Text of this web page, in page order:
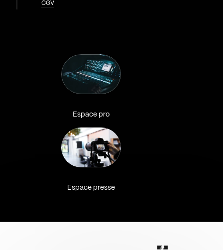
CGV
Espace pro
Espace presse